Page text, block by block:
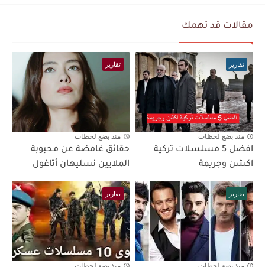
مقالات قد تهمك
تقارير
منذ بضع لحظات
افضل 5 مسلسلات تركية
اكشن وجريمة
تقارير
منذ بضع لحظات
حقائق غامضة عن محبوبة
الملايين نسليهان أتاغول
تقارير تقارير